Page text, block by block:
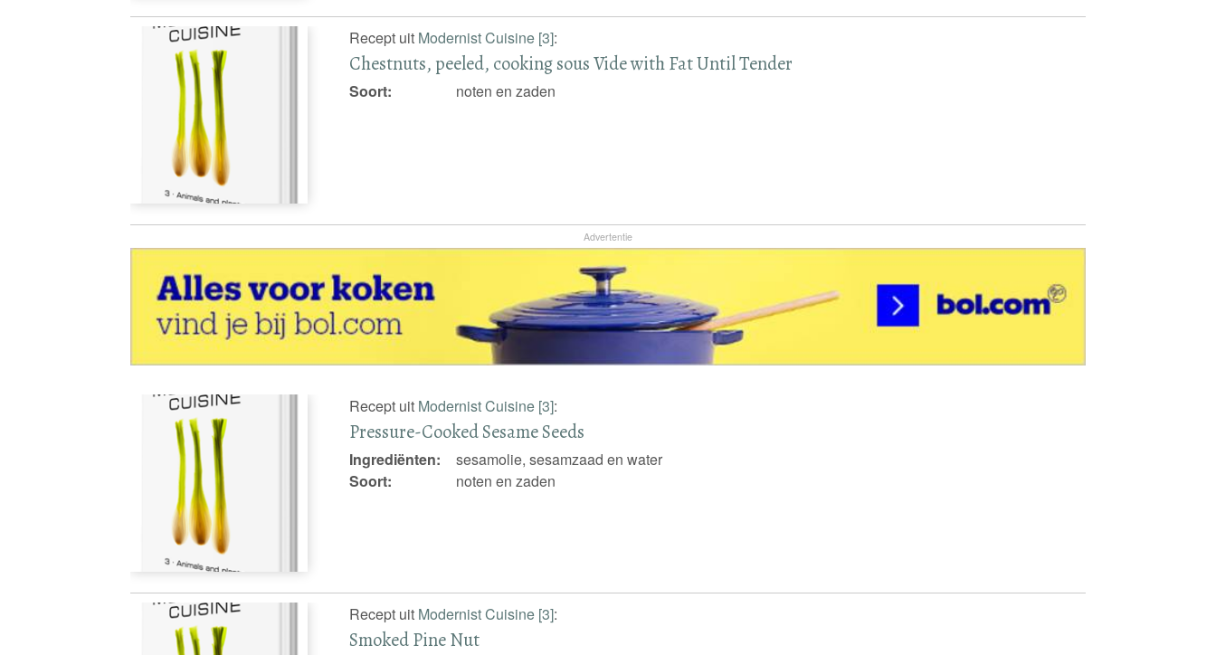
Recept uit Modernist Cuisine [3]:
Chestnuts, peeled, cooking sous Vide with Fat Until Tender
Soort: noten en zaden
Advertentie
Recept uit Modernist Cuisine [3]:
Pressure-Cooked Sesame Seeds
Ingrediënten:
sesamolie, sesamzaad en water
Soort:
noten en zaden
Recept uit Modernist Cuisine [3]:
Smoked Pine Nut